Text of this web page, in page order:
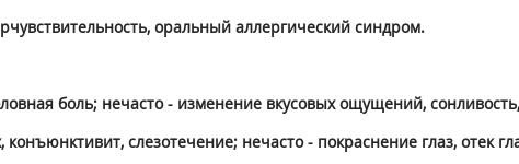
оральный аллергический синдром.
боль; нечасто - изменение вкусовых ощущений,
слезотечение; нечасто - покраснение глаз, отек